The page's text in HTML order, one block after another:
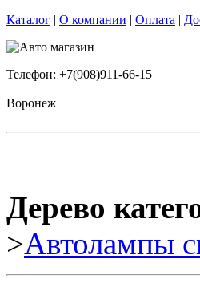
Каталог | О компании | Оплата |
Телефон: +7(908)911-66-15
Воронеж
Дерево
>Автолампы